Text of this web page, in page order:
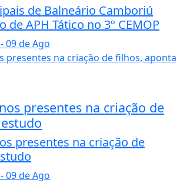
de Balneário Camboriú
APH Tático no 3º CEMOP
- 09 de Ago
presentes na criação de
presentes na criação de
- 09 de Ago